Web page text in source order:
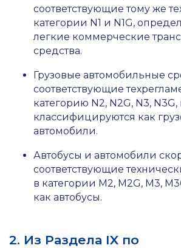
соответствующие тому же
категории N1 и N1G,
легкие коммерческие
средства.
Грузовые автомобильные
соответствующие
категорию N2, N2G, N3,
классифицируются как
автомобили.
Автобусы и автомобили
соответствующие
в категории M2, M2G, M3,
как автобусы.
2. Из Раздела IX по